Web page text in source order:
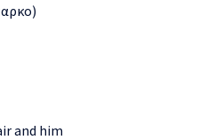
and him